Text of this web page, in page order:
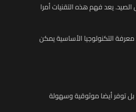
يعد فهم هذه التقنيات أمرا
التكنولوجيا الأساسية يمكن
توفر أيضا موثوقية وسهولة